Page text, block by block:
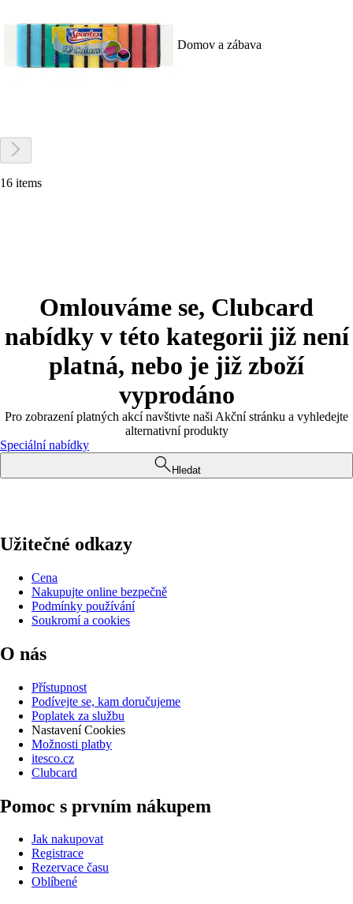
Domov a zábava
16 items
Omlouváme se, Clubcard
nabídky v této kategorii již není
platná, nebo je již zboží
vyprodáno
Pro zobrazení platných akcí navštivte naši Akční stránku a vyhledejte
alternativní produkty
Speciální nabídky
Hledat
Užitečné odkazy
Cena
Nakupujte online bezpečně
Podmínky používání
Soukromí a cookies
O nás
Přístupnost
Podívejte se, kam doručujeme
Poplatek za službu
Nastavení Cookies
Možnosti platby
itesco.cz
Clubcard
Pomoc s prvním nákupem
Jak nakupovat
Registrace
Rezervace času
Oblíbené